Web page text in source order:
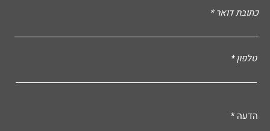
כתובת דואר
טלפון
הדעה